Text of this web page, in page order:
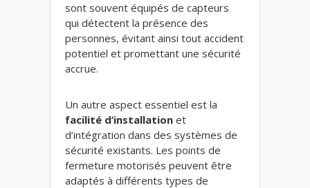
sont souvent équipés de capteurs
qui détectent la présence des
personnes, évitant ainsi tout accident
potentiel et promettant une sécurité
accrue.
Un autre aspect essentiel est la
facilité d’installation et
d’intégration dans des systèmes de
sécurité existants. Les points de
fermeture motorisés peuvent être
adaptés à différents types de